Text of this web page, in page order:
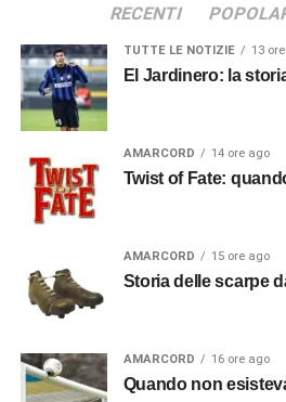
RECENTI
TUTTE LE NOTIZIE 13
El Jardinero: la
AMARCORD 14 ore ago
Twist of Fate:
AMARCORD 15 ore ago
Storia delle scarpe
AMARCORD 16 ore ago
Quando non